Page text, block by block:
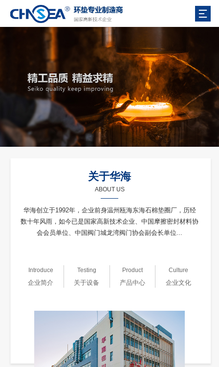
关于华海
ABOUT US
华海创立于1992年，企业前身温州瓯海东海石棉垫圈厂，历经
数十年风雨，如今已是国家高新技术企业、中国摩擦密封材料协
会会员单位、中国阀门城龙湾阀门协会副会长单位...
Introduce
企业简介
Testing
关于设备
Product
产品中心
Culture
企业文化